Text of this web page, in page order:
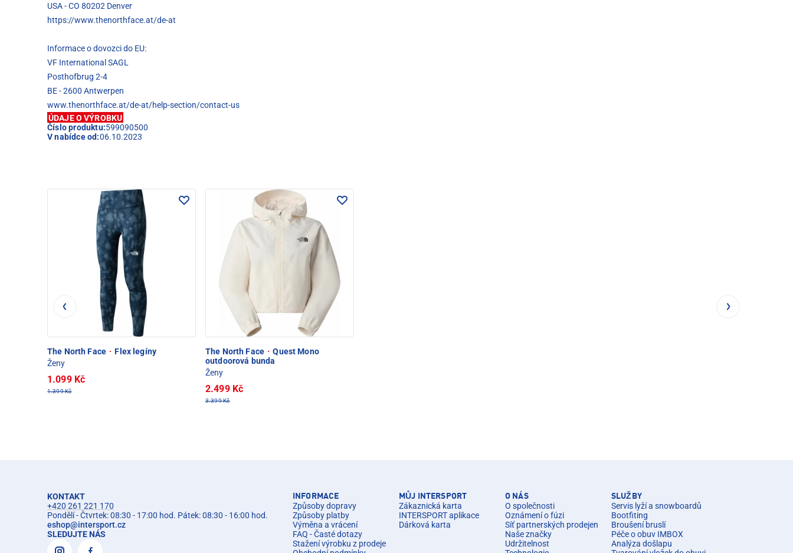
USA - CO 80202 Denver
https://www.thenorthface.at/de-at
Informace o dovozci do EU:
VF International SAGL
Posthofbrug 2-4
BE - 2600 Antwerpen
www.thenorthface.at/de-at/help-section/contact-us
ÚDAJE O VÝROBKU
Číslo produktu:599090500
V nabídce od:06.10.2023
The North Face · Flex legíny
Ženy
1.099 Kč
1.399 Kč
The North Face · Quest Mono
outdoorová bunda
Ženy
2.499 Kč
3.399 Kč
KONTAKT
+420 261 221 170
Pondělí - Čtvrtek: 08:30 - 17:00 hod. Pátek: 08:30 - 16:00 hod.
eshop@intersport.cz
SLEDUJTE NÁS
INFORMACE
Způsoby dopravy
Způsoby platby
Výměna a vrácení
FAQ - Časté dotazy
Stažení výrobku z prodeje
MŮJ INTERSPORT
Zákaznická karta
INTERSPORT aplikace
Dárková karta
O NÁS
O společnosti
Oznámení o fúzi
Síť partnerských prodejen
Naše značky
Udržitelnost
SLUŽBY
Servis lyží a snowboardů
Bootfiting
Broušení bruslí
Péče o obuv IMBOX
Analýza došlapu